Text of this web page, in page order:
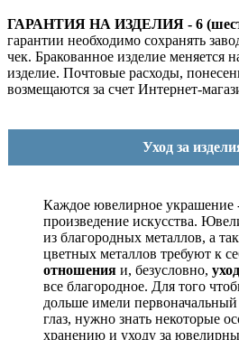
ГАРАНТИЯ НА ИЗДЕЛИЯ - 6
гарантии необходимо сохранять
чек. Бракованное изделие меняется
изделие. Почтовые расходы,
возмещаются за счет Интернет-
Уход за
Каждое ювелирное украшение
произведение искусства.
из благородных металлов, а
цветных металлов требуют к
отношения и, безусловно,
все благородное. Для того
дольше имели
глаз, нужно знать некоторые
хранению и уходу за